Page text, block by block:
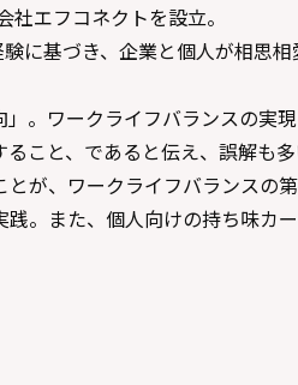
エフコネクトを設立。
に基づき、企業と個人が相思
。ワークライフバランスの実
こと、であると伝え、誤解も
が、ワークライフバランスの
。また、個人向けの持ち味カ